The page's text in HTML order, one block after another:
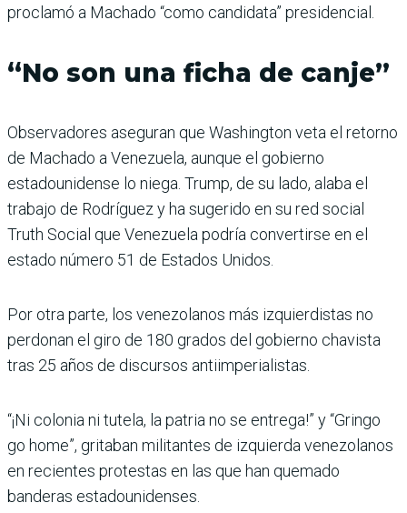
proclamó a Machado “como candidata” presidencial.
“No son una ficha de canje”
Observadores aseguran que Washington veta el retorno
de Machado a Venezuela, aunque el gobierno
estadounidense lo niega. Trump, de su lado, alaba el
trabajo de Rodríguez y ha sugerido en su red social
Truth Social que Venezuela podría convertirse en el
estado número 51 de Estados Unidos.
Por otra parte, los venezolanos más izquierdistas no
perdonan el giro de 180 grados del gobierno chavista
tras 25 años de discursos antiimperialistas.
“¡Ni colonia ni tutela, la patria no se entrega!” y “Gringo
go home”, gritaban militantes de izquierda venezolanos
en recientes protestas en las que han quemado
banderas estadounidenses.